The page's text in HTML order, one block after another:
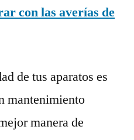
con las averías de
de tus aparatos es
mantenimiento
manera de